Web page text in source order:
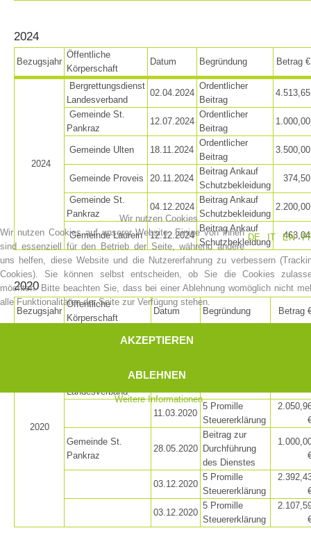
Bergrettungsstellen
2024
Bezugsjahr
Öffentliche
Körperschaft
Datum Begründung Betrag €
2024
Bergrettungsdienst
Landesverband
02.04.2024
Ordentlicher
Beitrag
4.513,65
Gemeinde St.
Pankraz
12.07.2024
Ordentlicher
Beitrag
1.000,00
Gemeinde Ulten 18.11.2024
Ordentlicher
Beitrag
3.500,00
Gemeinde Proveis 20.11.2024
Beitrag Ankauf
Schutzbekleidung
374,50
Gemeinde St.
Pankraz
04.12.2024
Beitrag Ankauf
Schutzbekleidung
2.200,00
Gemeinde Laurein 12.12.2024
Beitrag Ankauf
Schutzbekleidung
463,04
2020
Bezugsjahr
Öffentliche
Körperschaft
Datum Begründung Betrag
2020
05.03.2020
Landesverband
11.03.2020
11.03.2020
5 Promille
Steuererklärung
Gemeinde St.
Pankraz
28.05.2020
Beitrag zur
Durchführung
des Dienstes
03.12.2020
5 Promille
Steuererklärung
03.12.2020
5 Promille
Steuererklärung
Wir nutzen Cookies
DE
IT EN
Wir nutzen Cookies auf unserer Website. Einige von ihnen
sind essenziell für den Betrieb der Seite, während andere
uns helfen, diese Website und die Nutzererfahrung zu verbessern
Cookies). Sie können selbst entscheiden, ob Sie die Cookies
möchten. Bitte beachten Sie, dass bei einer Ablehnung womöglich nicht
alle Funktionalitäten der Seite zur Verfügung stehen.
AKZEPTIEREN
ABLEHNEN
Weitere Informationen